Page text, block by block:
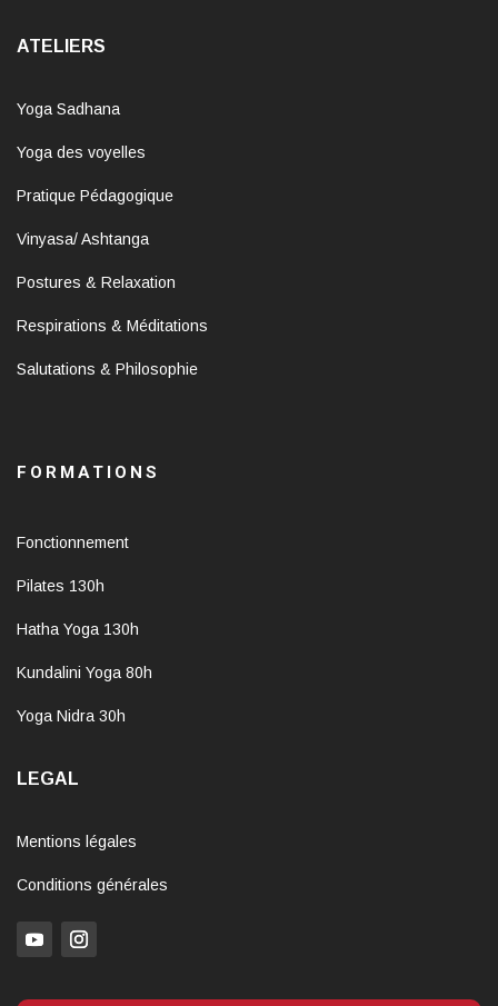
ATELIERS
Yoga Sadhana
Yoga des voyelles
Pratique Pédagogique
Vinyasa/ Ashtanga
Postures & Relaxation
Respirations & Méditations
Salutations & Philosophie
FORMATIONS
Fonctionnement
Pilates 130h
Hatha Yoga 130h
Kundalini Yoga 80h
Yoga Nidra 30h
LEGAL
Mentions légales
Conditions générales